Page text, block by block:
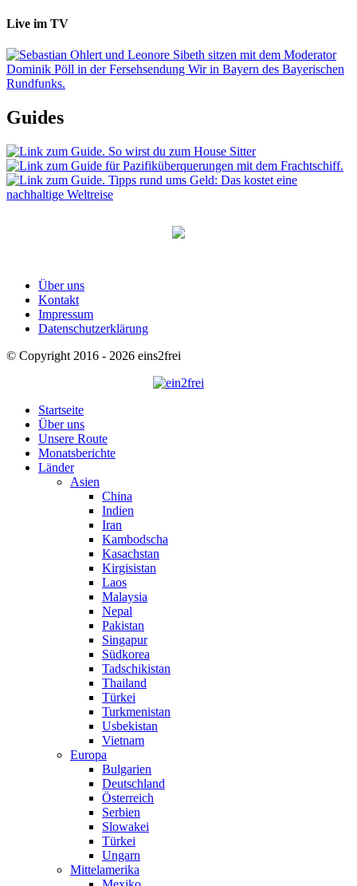
Live im TV
Guides
Über uns
Kontakt
Impressum
Datenschutzerklärung
© Copyright 2016 - 2026 eins2frei
Startseite
Über uns
Unsere Route
Monatsberichte
Länder
Asien
China
Indien
Iran
Kambodscha
Kasachstan
Kirgisistan
Laos
Malaysia
Nepal
Pakistan
Singapur
Südkorea
Tadschikistan
Thailand
Türkei
Turkmenistan
Usbekistan
Vietnam
Europa
Bulgarien
Deutschland
Österreich
Serbien
Slowakei
Türkei
Ungarn
Mittelamerika